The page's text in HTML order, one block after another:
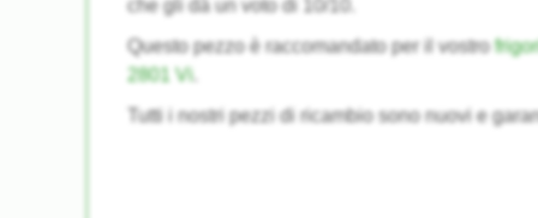
che gli dà un voto di 10/10.
Questo pezzo è raccomandato per il vostro
2801 Vi.
Tutti i nostri pezzi di ricambio sono nuovi e